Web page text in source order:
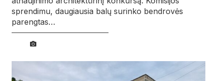
sprendimu, daugiausia balų surinko bendrovės
parengtas…